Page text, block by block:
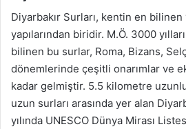
Diyarbakır Surları, kentin en
yapılarından biridir. M.Ö. 3000
bilinen bu surlar, Roma, Bizans,
dönemlerinde çeşitli onarımlar ve
kadar gelmiştir. 5.5 kilometre
uzun surları arasında yer alan
yılında UNESCO Dünya Mirası